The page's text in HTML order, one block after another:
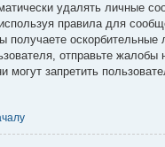
удалять личные
правила для
получаете оскорбительные
отправьте
могут запретить